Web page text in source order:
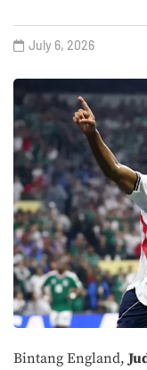
July 6, 2026
Bintang England,